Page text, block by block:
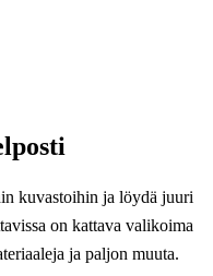
kuvastoihin ja löydä juuri
on kattava valikoima
ja paljon muuta.